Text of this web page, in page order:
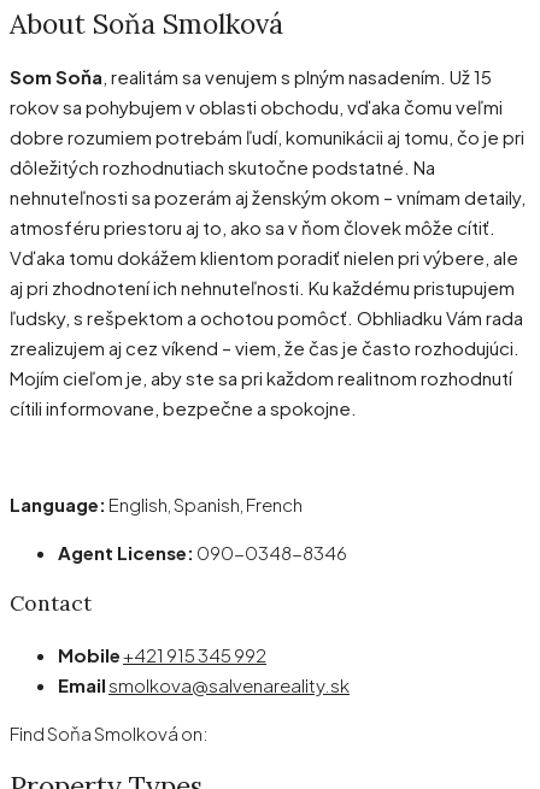
About Soňa Smolková
Som Soňa , realitám sa venujem s plným nasadením. Už 15
rokov sa pohybujem v oblasti obchodu, vďaka čomu veľmi
dobre rozumiem potrebám ľudí, komunikácii aj tomu, čo je pri
dôležitých rozhodnutiach skutočne podstatné. Na
nehnuteľnosti sa pozerám aj ženským okom – vnímam detaily,
atmosféru priestoru aj to, ako sa v ňom človek môže cítiť.
Vďaka tomu dokážem klientom poradiť nielen pri výbere, ale
aj pri zhodnotení ich nehnuteľnosti. Ku každému pristupujem
ľudsky, s rešpektom a ochotou pomôcť. Obhliadku Vám rada
zrealizujem aj cez víkend – viem, že čas je často rozhodujúci.
Mojím cieľom je, aby ste sa pri každom realitnom rozhodnutí
cítili informovane, bezpečne a spokojne.
Language: English, Spanish, French
Agent License: 090-0348-8346
Contact
Mobile+421 915 345 992
Email smolkova@salvenareality.sk
Find Soňa Smolková on: